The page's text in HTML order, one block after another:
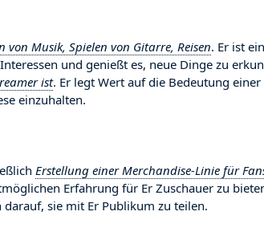
von Musik, Spielen von Gitarre, Reisen. Er ist
und genießt es, neue Dinge zu
ist. Er legt Wert auf die Bedeutung einer
einzuhalten.
Erstellung einer Merchandise-Linie für
Erfahrung für Er Zuschauer zu
sie mit Er Publikum zu teilen.